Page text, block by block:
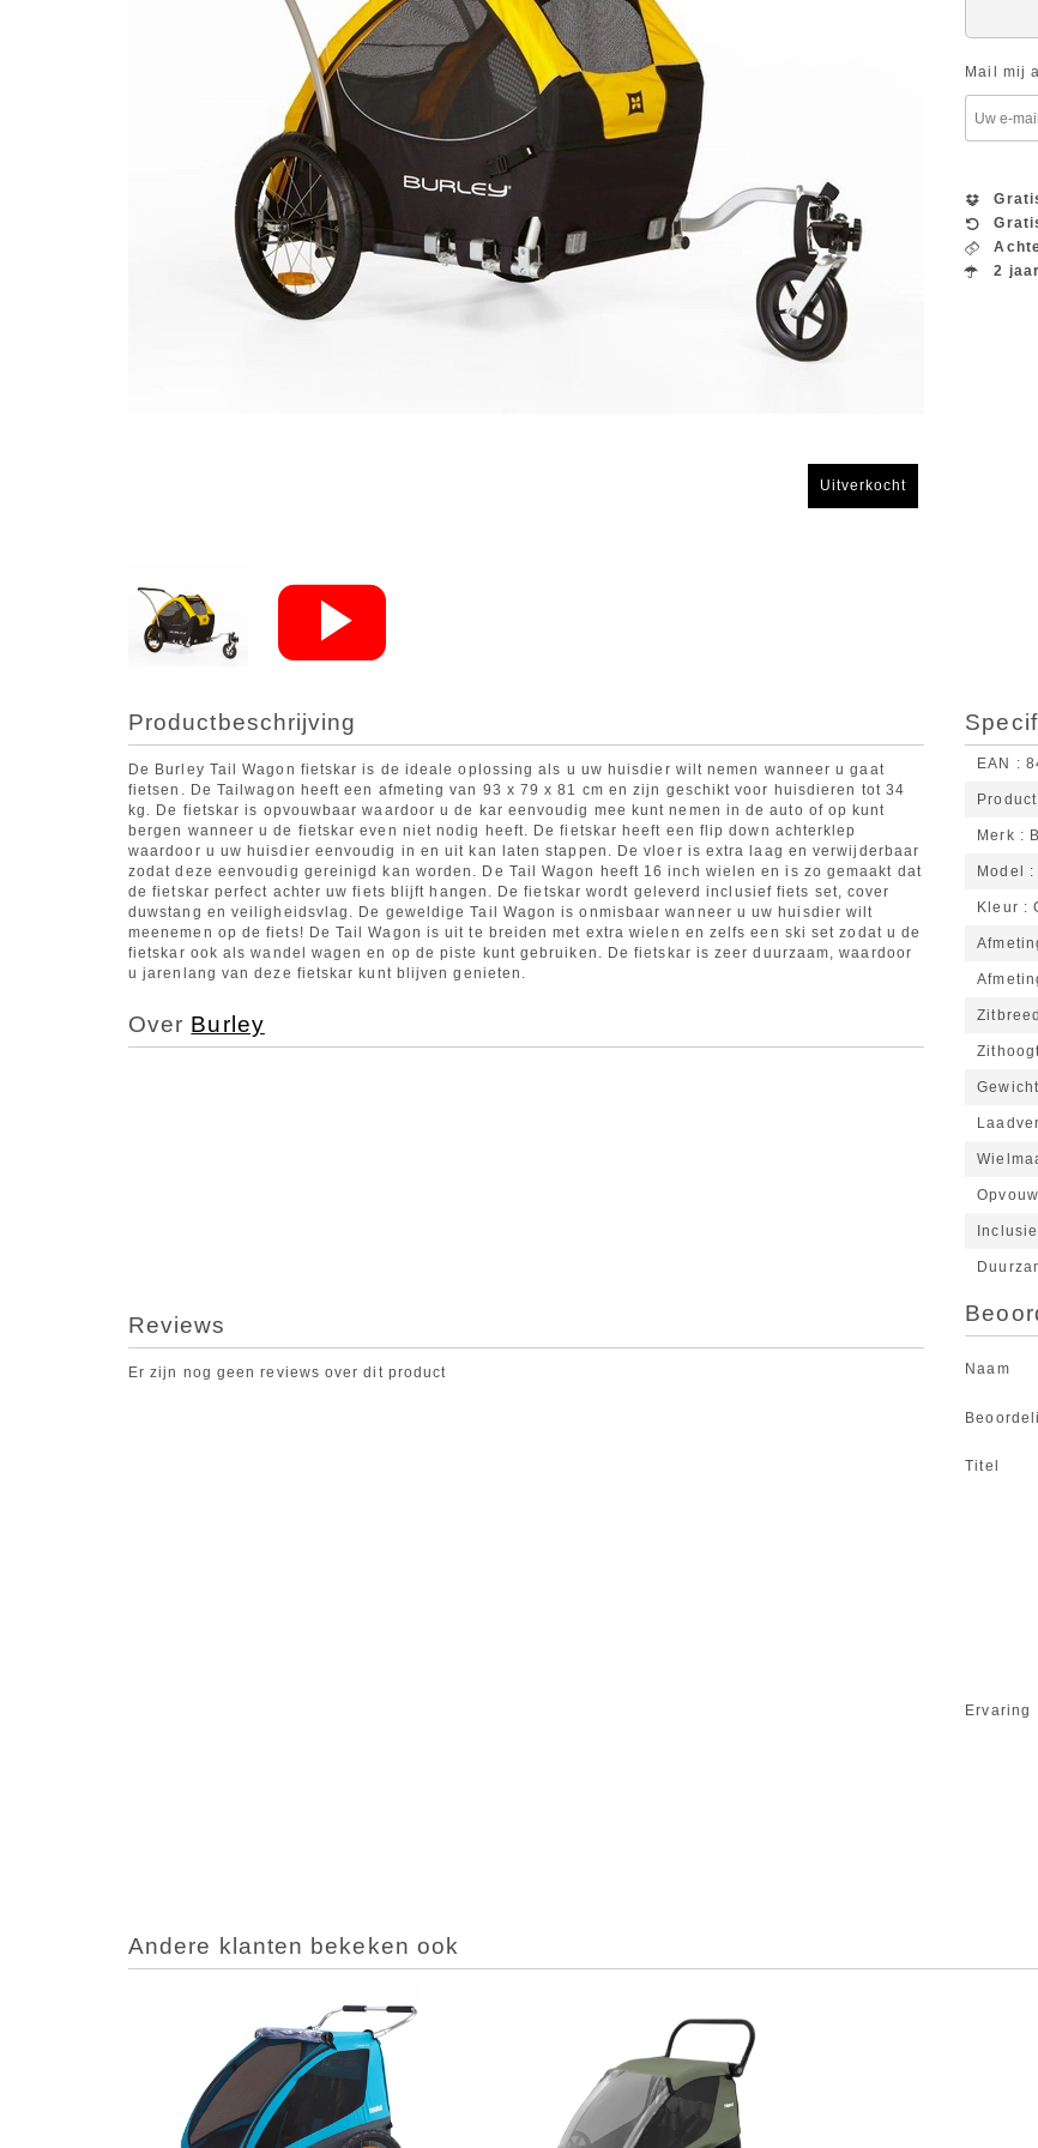
Uitverkocht
Mail mij
2 jaar
Productbeschrijving
De Burley Tail Wagon fietskar is de ideale oplossing als u uw huisdier wilt nemen wanneer u gaat
fietsen. De Tailwagon heeft een afmeting van 93 x 79 x 81 cm en zijn geschikt voor huisdieren tot 34
kg. De fietskar is opvouwbaar waardoor u de kar eenvoudig mee kunt nemen in de auto of op kunt
bergen wanneer u de fietskar even niet nodig heeft. De fietskar heeft een flip down achterklep
waardoor u uw huisdier eenvoudig in en uit kan laten stappen. De vloer is extra laag en verwijderbaar
zodat deze eenvoudig gereinigd kan worden. De Tail Wagon heeft 16 inch wielen en is zo gemaakt dat
de fietskar perfect achter uw fiets blijft hangen. De fietskar wordt geleverd inclusief fiets set, cover
duwstang en veiligheidsvlag. De geweldige Tail Wagon is onmisbaar wanneer u uw huisdier wilt
meenemen op de fiets! De Tail Wagon is uit te breiden met extra wielen en zelfs een ski set zodat u de
fietskar ook als wandel wagen en op de piste kunt gebruiken. De fietskar is zeer duurzaam, waardoor
u jarenlang van deze fietskar kunt blijven genieten.
Over Burley
EAN
Product
Merk
Model
Kleur
Gewicht
Reviews
Er zijn nog geen reviews over dit product Naam
Titel
Ervaring
Andere klanten bekeken ook